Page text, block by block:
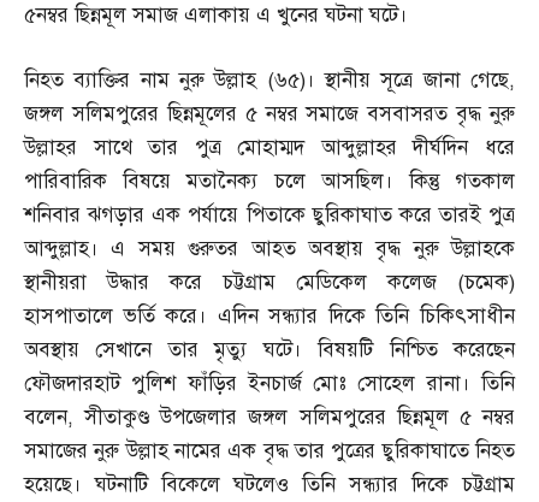
৫নম্বর ছিন্নমূল সমাজ এলাকায় এ খুনের ঘটনা ঘটে।
নিহত ব্যাক্তির নাম নুরু উল্লাহ (৬৫)। স্থানীয় সূত্রে জানা গেছে,
জঙ্গল সলিমপুরের ছিন্নমূলের ৫ নম্বর সমাজে বসবাসরত বৃদ্ধ নুরু
উল্লাহর সাথে তার পুত্র মোহাম্মদ আব্দুল্লাহর দীর্ঘদিন ধরে
পারিবারিক বিষয়ে মতানৈক্য চলে আসছিল। কিন্তু গতকাল
শনিবার ঝগড়ার এক পর্যায়ে পিতাকে ছুরিকাঘাত করে তারই পুত্র
আব্দুল্লাহ। এ সময় গুরুতর আহত অবস্থায় বৃদ্ধ নুরু উল্লাহকে
স্থানীয়রা উদ্ধার করে চট্টগ্রাম মেডিকেল কলেজ (চমেক)
হাসপাতালে ভর্তি করে। এদিন সন্ধ্যার দিকে তিনি চিকিৎসাধীন
অবস্থায় সেখানে তার মৃত্যু ঘটে। বিষয়টি নিশ্চিত করেছেন
ফৌজদারহাট পুলিশ ফাঁড়ির ইনচার্জ মোঃ সোহেল রানা। তিনি
বলেন,সীতাকুণ্ড উপজেলার জঙ্গল সলিমপুরের ছিন্নমূল ৫ নম্বর
সমাজের নুরু উল্লাহ নামের এক বৃদ্ধ তার পুত্রের ছুরিকাঘাতে নিহত
হয়েছে। ঘটনাটি বিকেলে ঘটলেও তিনি সন্ধ্যার দিকে চট্টগ্রাম